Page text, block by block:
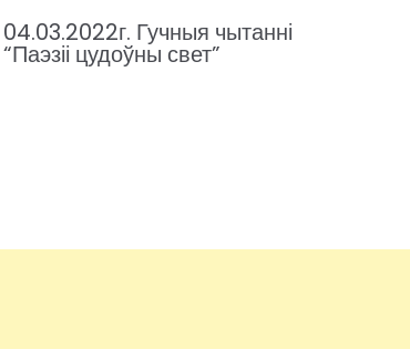
04.03.2022г. Гучныя чытанні
“Паэзіі цудоўны свет”